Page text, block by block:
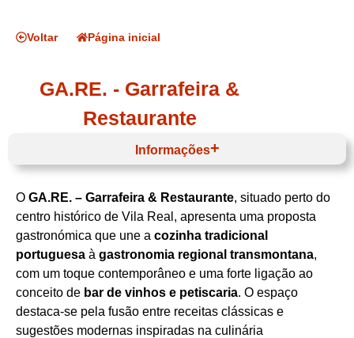
Voltar Página inicial
GA.RE. - Garrafeira &
Restaurante
O GA.RE. – Garrafeira & Restaurante, situado perto do
centro histórico de Vila Real, apresenta uma proposta
gastronómica que une a cozinha tradicional
portuguesa à gastronomia regional transmontana,
com um toque contemporâneo e uma forte ligação ao
conceito de bar de vinhos e petiscaria. O espaço
destaca‑se pela fusão entre receitas clássicas e
sugestões modernas inspiradas na culinária
Informações
Horário de funcionamento